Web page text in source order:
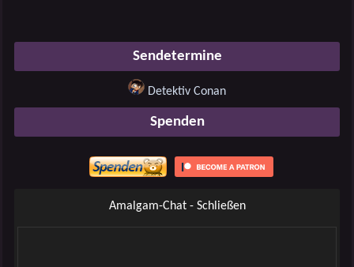
Sendetermine
Detektiv Conan
Spenden
Amalgam-Chat - Schließen